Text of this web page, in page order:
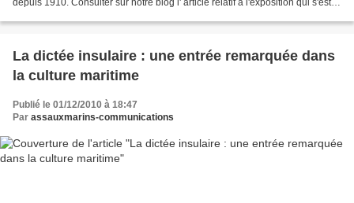
depuis 1910. Consulter sur notre blog l' article relatif à l'exposition qui s'est
La dictée insulaire : une entrée remarquée dans
la culture maritime
Publié le 01/12/2010 à 18:47
Par assauxmarins-communications